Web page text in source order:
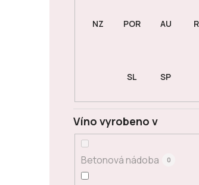
Víno vyrobeno v
Betonová nádoba 0